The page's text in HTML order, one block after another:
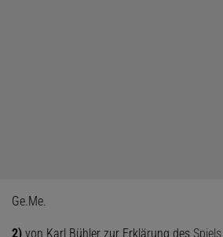
Ge.Me.
2) von Karl Bühler zur Erklärung des Spiels